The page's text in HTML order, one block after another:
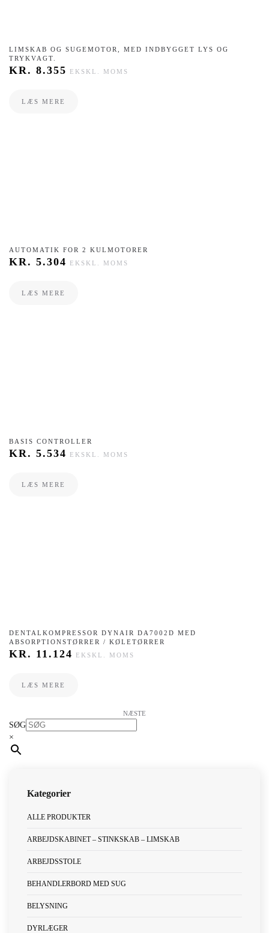
LIMSKAB OG SUGEMOTOR, MED INDBYGGET LYS OG
TRYKVAGT.
KR. 8.355 EKSKL. MOMS
LÆS MERE
AUTOMATIK FOR 2 KULMOTORER
KR. 5.304 EKSKL. MOMS
LÆS MERE
BASIS CONTROLLER
KR. 5.534 EKSKL. MOMS
LÆS MERE
DENTALKOMPRESSOR DYNAIR DA7002D MED
ABSORPTIONSTØRRER / KØLETØRRER
KR. 11.124 EKSKL. MOMS
LÆS MERE
NÆSTE
SØG
×
ALLE PRODUKTER
ARBEJDSKABINET – STINKSKAB – LIMSKAB
ARBEJDSSTOLE
BEHANDLERBORD MED SUG
BELYSNING
DYRLÆGER